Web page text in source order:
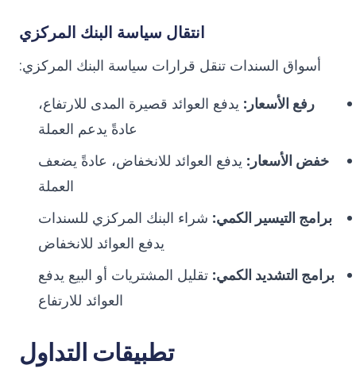
انتقال سياسة البنك المركزي
أسواق السندات تنقل قرارات سياسة البنك المركزي:
رفع الأسعار: يدفع العوائد قصيرة المدى للارتفاع،
عادةً يدعم العملة
خفض الأسعار: يدفع العوائد للانخفاض، عادةً يضعف
العملة
برامج التيسير الكمي: شراء البنك المركزي للسندات
يدفع العوائد للانخفاض
برامج التشديد الكمي: تقليل المشتريات أو البيع يدفع
العوائد للارتفاع
تطبيقات التداول